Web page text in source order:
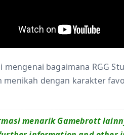
bagaimana RGG
menikah dengan karakter
menarik Gamebrott